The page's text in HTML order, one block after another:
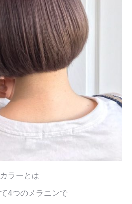
ラーとは
4つのメラニンで